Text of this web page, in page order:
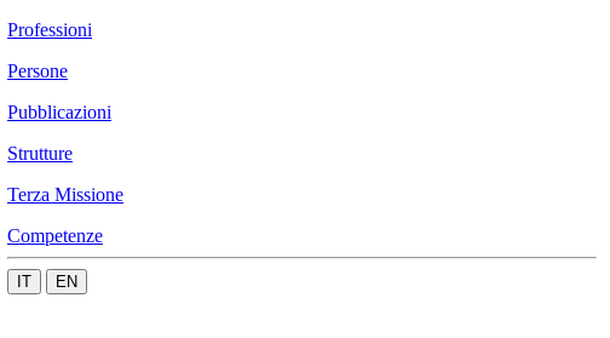
Professioni
Persone
Pubblicazioni
Strutture
Terza Missione
Competenze
IT EN